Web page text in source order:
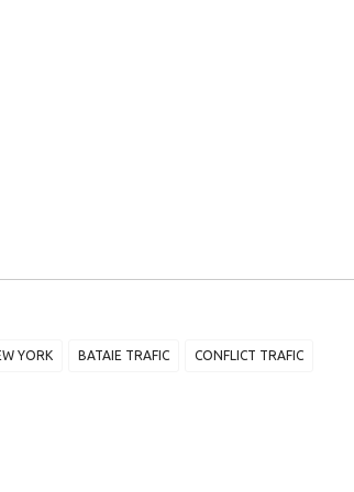
YORK BATAIE TRAFIC CONFLICT TRAFIC